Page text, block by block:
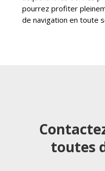
pourrez profiter
de navigation en toute
toutes